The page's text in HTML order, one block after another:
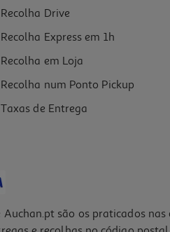
Recolha Drive
Recolha Express em 1h
Recolha em Loja
Recolha num Ponto Pickup
Taxas de Entrega
são os praticados